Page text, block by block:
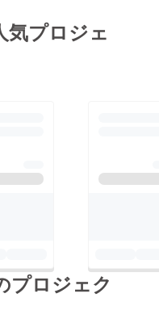
気プロジェ
プロジェク